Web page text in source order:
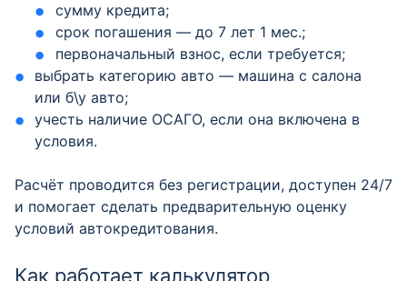
сумму кредита;
срок погашения — до 7 лет 1 мес.;
первоначальный взнос, если требуется;
выбрать категорию авто — машина с салона
или б\у авто;
учесть наличие ОСАГО, если она включена в
условия.
Расчёт проводится без регистрации, доступен 24/7
и помогает сделать предварительную оценку
условий автокредитования.
Как работает калькулятор